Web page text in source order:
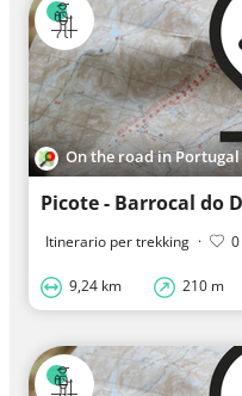
On the road in Portugal
Itinerario per trekking · 0
9,24 km 210 m